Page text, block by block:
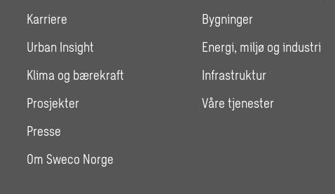
Karriere
Urban Insight
Klima og bærekraft
Prosjekter
Presse
Om Sweco Norge
Bygninger
Energi, miljø og industri
Infrastruktur
Våre tjenester